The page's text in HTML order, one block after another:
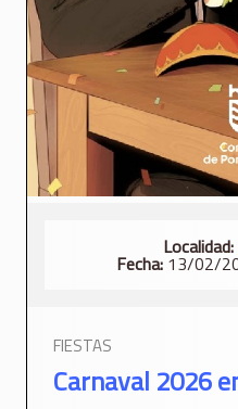
Localidad:
Fecha:13/02/
FIESTAS
Carnaval 2026